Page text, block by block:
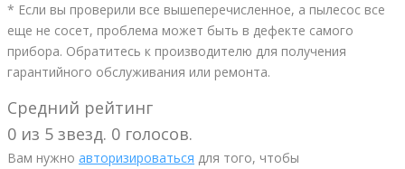
* Если вы проверили все вышеперечисленное, а пылесос все
еще не сосет, проблема может быть в дефекте самого
прибора. Обратитесь к производителю для получения
гарантийного обслуживания или ремонта.
Средний рейтинг
0 из 5 звезд. 0 голосов.
Вам нужно авторизироваться для того, чтобы